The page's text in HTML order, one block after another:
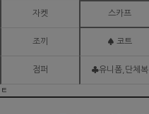
자켓 스카프
조끼 ♠ 코트
점퍼 ♣유니폼,단체복
ㅌ